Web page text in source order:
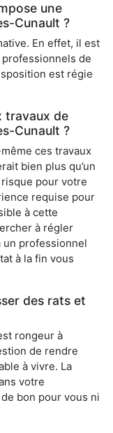
une
Cunault ?
En effet, il est
de
est régie
travaux de
Cunault ?
ces travaux
bien plus qu’un
pour votre
requise pour
à cette
à régler
un professionnel
à la fin vous
des rats et
rongeur à
de rendre
à vivre. La
votre
bon pour vous ni